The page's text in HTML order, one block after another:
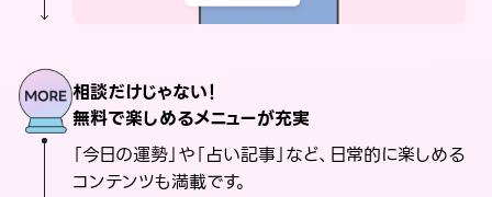
相談だけじゃない！
無料で楽しめるメニューが充実
「今日の運勢」や「占い記事」など、日常的に楽しめる
コンテンツも満載です。